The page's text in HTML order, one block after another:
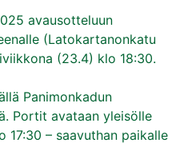
avausotteluun
(Latokartanonkatu
(23.4) klo 18:30.
Panimonkadun
Portit avataan yleisölle
17:30 – saavuthan paikalle